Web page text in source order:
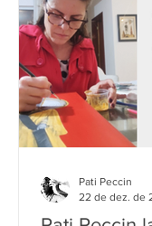
Pati Peccin
22 de dez. de